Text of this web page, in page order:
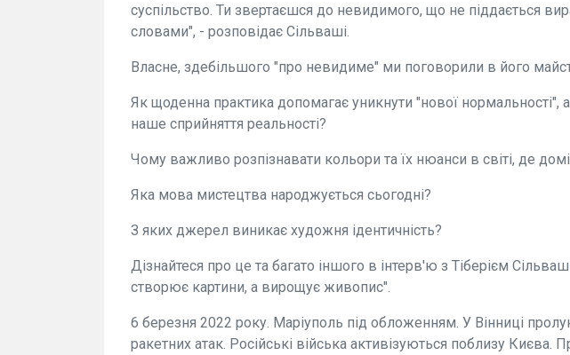
суспільство. Ти звертаєшся до невидимого, що не піддається
словами", - розповідає Сільваші.
Власне, здебільшого "про невидиме" ми поговорили в його
Як щоденна практика допомагає уникнути "нової нормальності",
наше сприйняття реальності?
Чому важливо розпізнавати кольори та їх нюанси в світі, де
Яка мова мистецтва народжується сьогодні?
З яких джерел виникає художня ідентичність?
Дізнайтеся про це та багато іншого в інтерв'ю з Тіберієм
створює картини, а вирощує живопис".
6 березня 2022 року. Маріуполь під обложенням. У Вінниці
ракетних атак. Російські війська активізуються поблизу Києва.